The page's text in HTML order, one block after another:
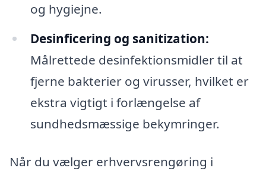
og hygiejne.
Desinficering og sanitization:
Målrettede desinfektionsmidler til at
fjerne bakterier og virusser, hvilket er
ekstra vigtigt i forlængelse af
sundhedsmæssige bekymringer.
Når du vælger erhvervsrengøring i